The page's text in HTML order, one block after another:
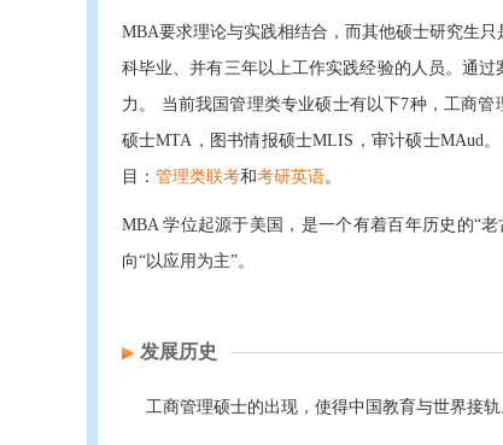
MBA要求理论与实践相结合，而其他硕士研究生
科毕业、并有三年以上工作实践经验的人员。通
力。 当前我国管理类专业硕士有以下7种，工商管
硕士MTA，图书情报硕士MLIS，审计硕士MAud
目： 管理类联考和考研英语。
MBA 学位起源于美国，是一个有着百年历史的“
向“以应用为主”。
发展历史
工商管理硕士的出现，使得中国教育与世界接